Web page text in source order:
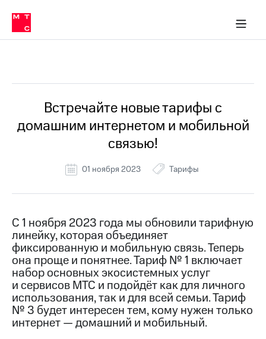
связь
Сервисы и подписки
30% на связь
кабинеты
Мобильная
и
Спутниковое
ТВ
Деньги
Перенести
в МТС
Тарифы
Услуги
Роуминг
Семейная
группа
в МТС
Услуги
Личный
Скачать
Мой
МТС
Акции
Скидка 30%
на связь
Тарифы
RED,
РИИЛ
Встречайте новые тарифы с
домашним интернетом и мобильной
связью!
01 ноября 2023 Тарифы
C 1 ноября 2023 года мы обновили тарифную
линейку, которая объединяет
фиксированную и мобильную связь. Теперь
она проще и понятнее. Тариф № 1 включает
набор основных экосистемных услуг
и сервисов МТС и подойдёт как для личного
использования, так и для всей семьи. Тариф
№ 3 будет интересен тем, кому нужен только
интернет — домашний и мобильный.